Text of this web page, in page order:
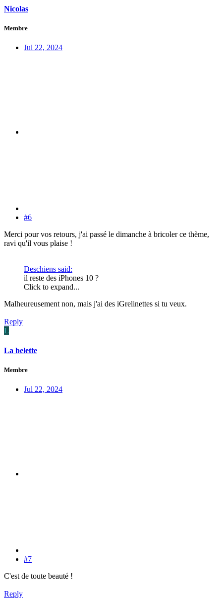
Nicolas
Membre
Jul 22, 2024
#6
Merci pour vos retours, j'ai passé le dimanche à bricoler ce thème,
ravi qu'il vous plaise !
Deschiens said:
il reste des iPhones 10 ?
Click to expand...
Malheureusement non, mais j'ai des iGrelinettes si tu veux.
Reply
L
La belette
Membre
Jul 22, 2024
#7
C'est de toute beauté !
Reply